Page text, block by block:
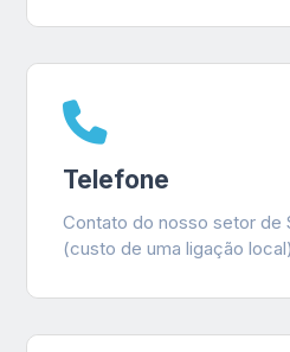
Telefone
Contato do nosso setor de
(custo de uma ligação